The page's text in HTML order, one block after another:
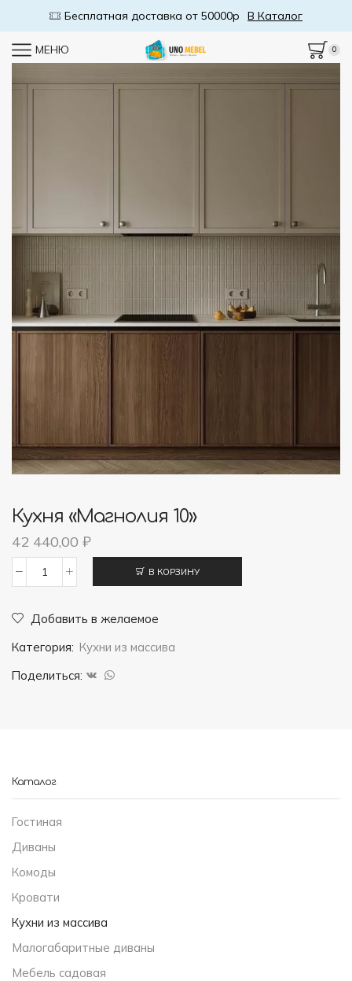
Бесплатная доставка от 50000р В Каталог
МЕНЮ 0
Кухня «Магнолия 10»
42 440,00 ₽
Кухня
"Магнолия
10"
В КОРЗИНУ
Добавить в желаемое
Категория: Кухни из массива
Поделиться:
Каталог
Гостиная
Диваны
Комоды
Кровати
Кухни из массива
Малогабаритные диваны
Мебель садовая